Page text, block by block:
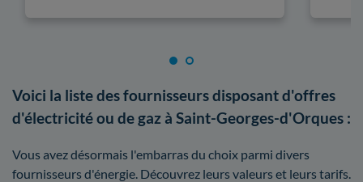
Voici la liste des fournisseurs disposant d'offres
d'électricité ou de gaz à Saint-Georges-d'Orques :
Vous avez désormais l'embarras du choix parmi divers
fournisseurs d'énergie. Découvrez leurs valeurs et leurs tarifs.